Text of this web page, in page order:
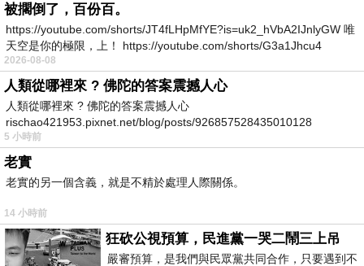
被擱倒了，百份百。
https://youtube.com/shorts/JT4fLHpMfYE?is=uk2_hVbA2IJnlyGW 唯
天空是你的極限，上！ https://youtube.com/shorts/G3a1Jhcu4
2026-08-08
人類從哪裡來 ? 佛陀的答案震撼人心
人類從哪裡來 ? 佛陀的答案震撼人心
rischao421953.pixnet.net/blog/posts/926857528435010128
5 小時前
老實
老實的另一個含義，就是不精於處理人際關係。
14 小時前
狂砍公視預算，民進黨一哭二鬧三上吊
嚴審預算，是我們與民眾黨共同合作，只要遇到不